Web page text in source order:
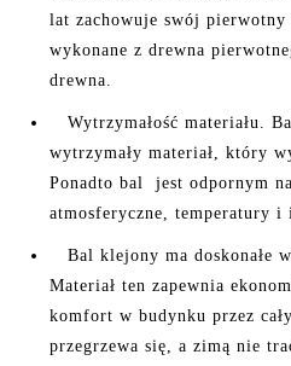
lat zachowuje swój
wykonane z drewna
drewna.
Wytrzymałość materiału.
wytrzymały materiał, który
Ponadto bal jest odpornym
atmosferyczne, temperatury i
Bal klejony ma doskonałe
Materiał ten zapewnia
komfort w budynku przez
przegrzewa się, a zimą nie